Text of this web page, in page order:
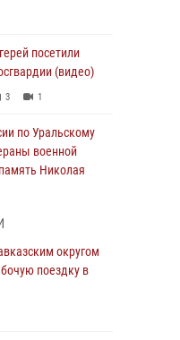
посетили
(видео)
3 1
по Уральскому
военной
Николая
генерал-майор
«Легенды
округом
поездку в